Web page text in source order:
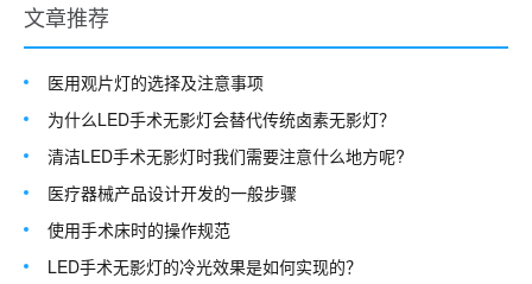
文章推荐
医用观片灯的选择及注意事项
为什么LED手术无影灯会替代传统卤素无影灯？
清洁LED手术无影灯时我们需要注意什么地方呢?
医疗器械产品设计开发的一般步骤
使用手术床时的操作规范
LED手术无影灯的冷光效果是如何实现的？